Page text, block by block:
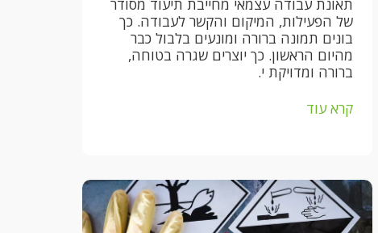
תאונת עבודה עצמאי מחייבת תיעוד מסודר
של הפעילות, המיקום והקשר לעבודה. כך
בונים תמונה ברורה ומונעים בלבול כבר
מהיום הראשון. כך יוצרים שגרה בטוחה,
ברורה ומדויקת י.
קרא עוד